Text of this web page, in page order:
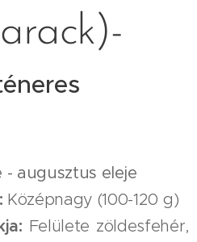
- augusztus eleje
Középnagy (100-120 g)
Felülete zöldesfehér,